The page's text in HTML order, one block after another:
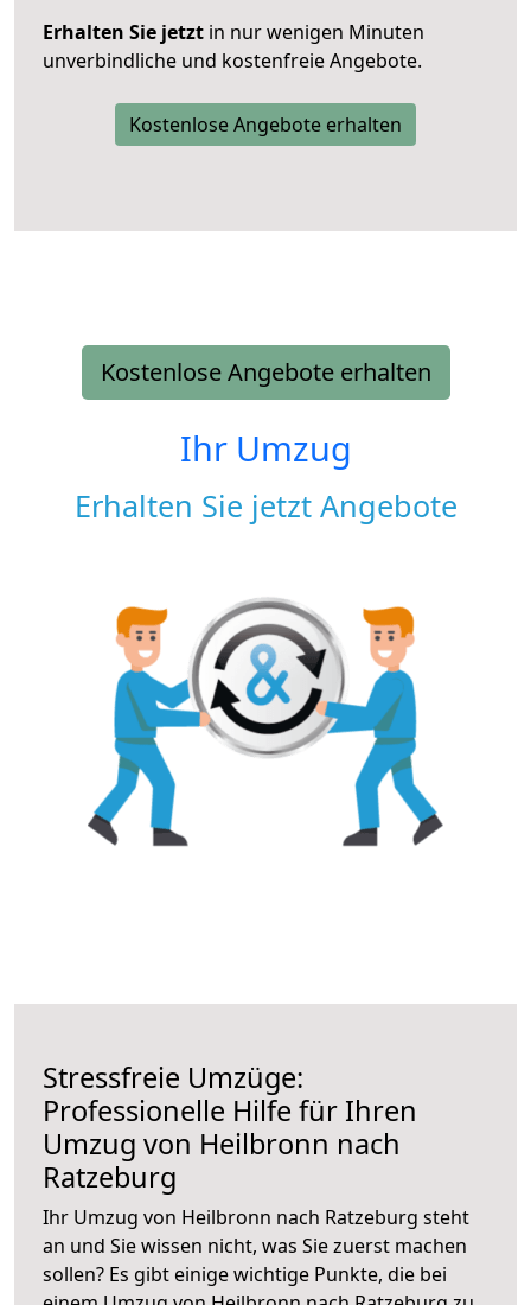
Erhalten Sie jetzt in nur wenigen Minuten
unverbindliche und kostenfreie Angebote.
Kostenlose Angebote erhalten
Kostenlose Angebote erhalten
Ihr Umzug
Erhalten Sie jetzt Angebote
Stressfreie Umzüge:
Professionelle Hilfe für Ihren
Umzug von Heilbronn nach
Ratzeburg
Ihr Umzug von Heilbronn nach Ratzeburg steht
an und Sie wissen nicht, was Sie zuerst machen
sollen? Es gibt einige wichtige Punkte, die bei